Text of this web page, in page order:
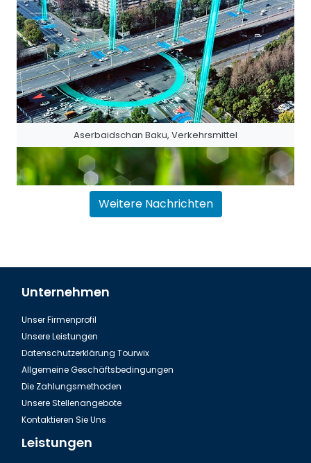
Aserbaidschan Baku, Verkehrsmittel
Aserbaidschan Baku, Das Klima
Weitere Nachrichten
Unternehmen
Unser Firmenprofil
Unsere Leistungen
Datenschutzerklärung Tourwix
Allgemeine Geschäftsbedingungen
Die Zahlungsmethoden
Unsere Stellenangebote
Kontaktieren Sie Uns
Leistungen